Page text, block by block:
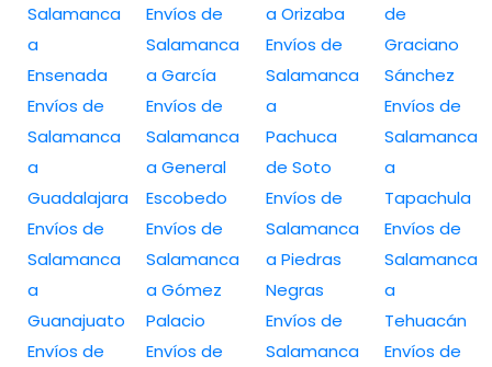
Salamanca
a
Ensenada
Envíos de
Salamanca
a
Guadalajara
Envíos de
Salamanca
a
Guanajuato
Envíos de
Envíos de
Salamanca
a García
Envíos de
Salamanca
a General
Escobedo
Envíos de
Salamanca
a Gómez
Palacio
Envíos de
a Orizaba
Envíos de
Salamanca
a
Pachuca
de Soto
Envíos de
Salamanca
a Piedras
Negras
Envíos de
Salamanca
de
Graciano
Sánchez
Envíos de
Salamanca
a
Tapachula
Envíos de
Salamanca
a
Tehuacán
Envíos de